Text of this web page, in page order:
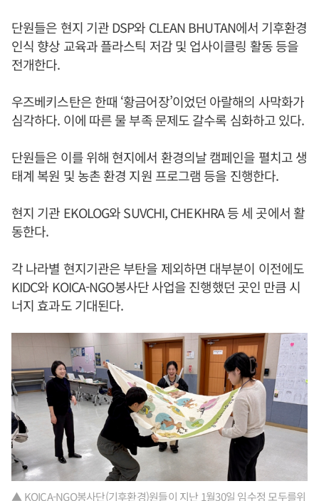
단원들은 현지 기관 DSP와 CLEAN BHUTAN에서 기후환경
인식 향상 교육과 플라스틱 저감 및 업사이클링 활동 등을
전개한다.
우즈베키스탄은 한때 ‘황금어장’이었던 아랄해의 사막화가
심각하다. 이에 따른 물 부족 문제도 갈수록 심화하고 있다.
단원들은 이를 위해 현지에서 환경의날 캠페인을 펼치고 생
태계 복원 및 농촌 환경 지원 프로그램 등을 진행한다.
현지 기관 EKOLOG와 SUVCHI, CHEKHRA 등 세 곳에서 활
동한다.
각 나라별 현지기관은 부탄을 제외하면 대부분이 이전에도
KIDC와 KOICA-NGO봉사단 사업을 진행했던 곳인 만큼 시
너지 효과도 기대된다.
▲ KOICA-NGO봉사단(기후환경)원들이 지난 1월30일 임수정 모두를위